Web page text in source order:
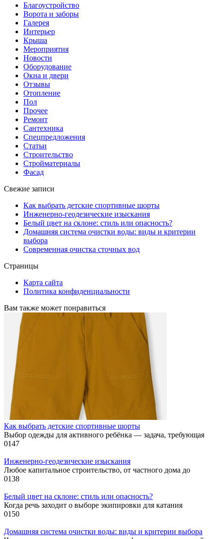
Благоустройство
Ворота и заборы
Галерея
Интерьер
Крыша
Мероприятия
Новости
Оборудование
Окна и двери
Отзывы
Отопление
Пол
Прочее
Ремонт
Сантехника
Спецпредложения
Статьи
Строительство
Стройматериалы
Фасад
Свежие записи
Как выбрать детские спортивные шорты
Инженерно-геодезические изыскания
Белый цвет на склоне: стиль или опасность?
Домашняя система очистки воды: виды и критерии
выбора
Современная очистка сточных вод
Страницы
Карта сайта
Политика конфиденциальности
Вам также может понравиться
Как выбрать детские спортивные шорты
Выбор одежды для активного ребёнка — задача, требующая
0147
Инженерно-геодезические изыскания
Любое капитальное строительство, от частного дома до
0138
Белый цвет на склоне: стиль или опасность?
Когда речь заходит о выборе экипировки для катания
0150
Домашняя система очистки воды: виды и критерии выбора